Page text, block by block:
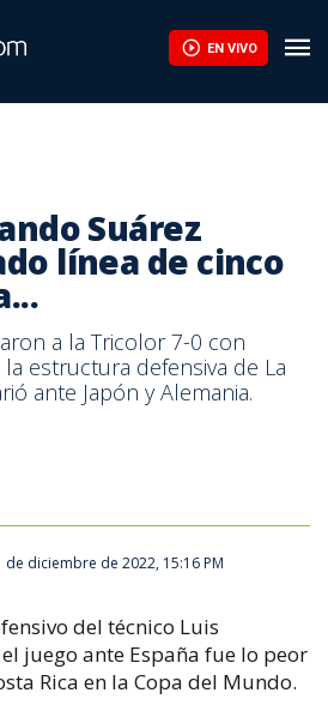
EN VIVO
Suárez
línea de cinco
a la Tricolor 7-0 con
estructura defensiva de La
ante Japón y Alemania.
de diciembre de 2022, 15:16 PM
del técnico Luis
juego ante España fue lo peor
Rica en la Copa del Mundo.